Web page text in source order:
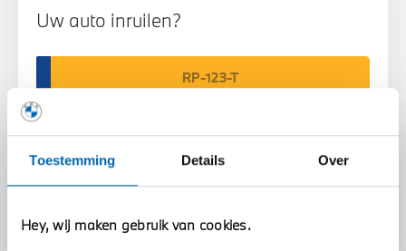
Toestemming Details Over
Hey, wij maken gebruik van cookies.
Uw auto inruilen?
Voorstel aanvragen